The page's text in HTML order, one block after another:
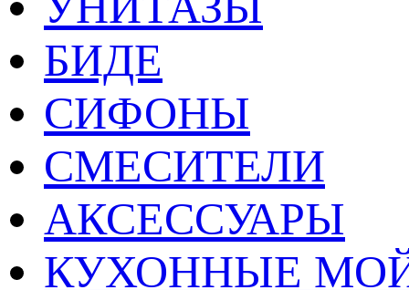
БИДЕ
СИФОНЫ
СМЕСИТЕЛИ
АКСЕССУАРЫ
КУХОННЫЕ